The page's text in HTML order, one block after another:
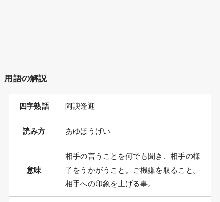
用語の解説
四字熟語 阿諛逢迎
読み方 あゆほうげい
意味
相手の言うことを何でも聞き、相手の様
子をうかがうこと。ご機嫌を取ること。
相手への印象を上げる事。